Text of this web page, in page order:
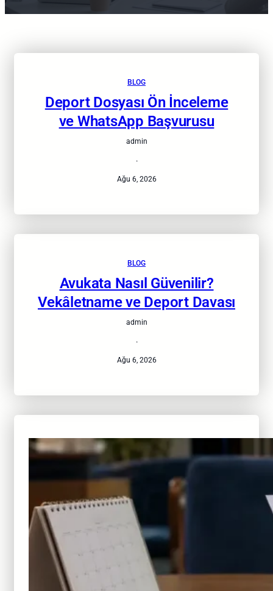
BLOG
Deport Dosyası Ön İnceleme
ve WhatsApp Başvurusu
admin
·
Ağu 6, 2026
BLOG
Avukata Nasıl Güvenilir?
Vekâletname ve Deport Davası
admin
·
Ağu 6, 2026